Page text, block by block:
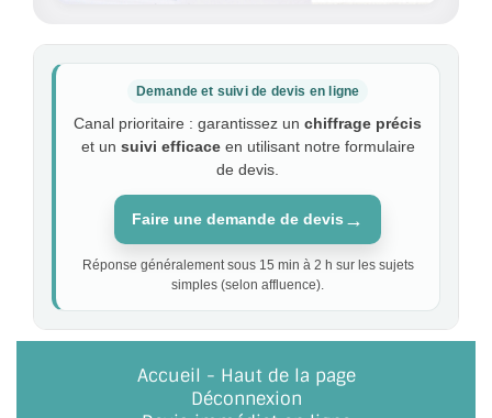
Demande et suivi de devis en ligne
Canal prioritaire : garantissez un chiffrage précis
et un suivi efficaceen utilisant notre formulaire
de devis.
Faire une demande de devis →
Réponse généralement sous 15 min à 2 h sur les sujets
simples (selon affluence).
Accueil - Haut de la page
Déconnexion